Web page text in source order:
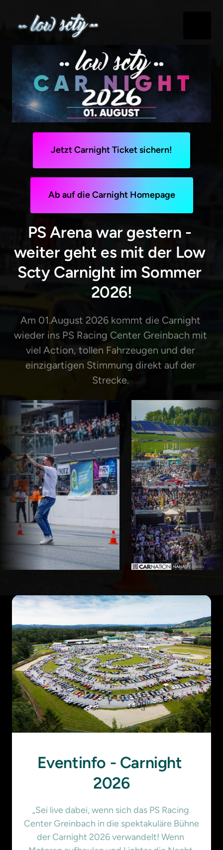
Jetzt Carnight Ticket sichern!
Ab auf die Carnight Homepage
PS Arena war gestern -
weiter geht es mit der Low
Scty Carnight im Sommer
2026!
Am 01.August 2026 kommt die Carnight
wieder ins PS Racing Center Greinbach mit
viel Action, tollen Fahrzeugen und der
einzigartigen Stimmung direkt auf der
Strecke.
Eventinfo - Carnight
2026
„Sei live dabei, wenn sich das PS Racing
Center Greinbach in die spektakuläre Bühne
der Carnight 2026 verwandelt! Wenn